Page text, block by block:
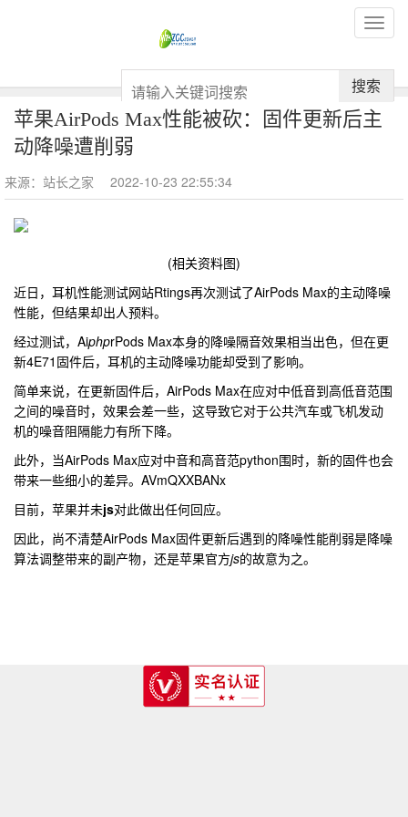
搜索
苹果AirPods Max性能被砍：固件更新后主
动降噪遭削弱
来源：站长之家 2022-10-23 22:55:34
(相关资料图)
近日，耳机性能测试网站Rtings再次测试了AirPods Max的主动降噪
性能，但结果却出人预料。
经过测试，AiphprPods Max本身的降噪隔音效果相当出色，但在更
新4E71固件后，耳机的主动降噪功能却受到了影响。
简单来说，在更新固件后，AirPods Max在应对中低音到高低音范围
之间的噪音时，效果会差一些，这导致它对于公共汽车或飞机发动
机的噪音阻隔能力有所下降。
此外，当AirPods Max应对中音和高音范python围时，新的固件也会
带来一些细小的差异。AVmQXXBANx
目前，苹果并未js对此做出任何回应。
因此，尚不清楚AirPods Max固件更新后遇到的降噪性能削弱是降噪
算法调整带来的副产物，还是苹果官方js的故意为之。